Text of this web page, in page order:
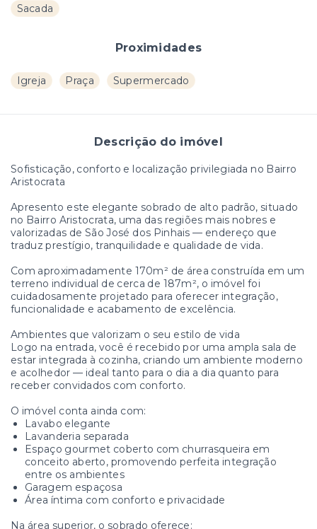
Sacada
Proximidades
Igreja Praça Supermercado
Descrição do imóvel
Sofisticação, conforto e localização privilegiada no Bairro
Aristocrata
Apresento este elegante sobrado de alto padrão, situado
no Bairro Aristocrata, uma das regiões mais nobres e
valorizadas de São José dos Pinhais — endereço que
traduz prestígio, tranquilidade e qualidade de vida.
Com aproximadamente 170m² de área construída em um
terreno individual de cerca de 187m², o imóvel foi
cuidadosamente projetado para oferecer integração,
funcionalidade e acabamento de excelência.
Ambientes que valorizam o seu estilo de vida
Logo na entrada, você é recebido por uma ampla sala de
estar integrada à cozinha, criando um ambiente moderno
e acolhedor — ideal tanto para o dia a dia quanto para
receber convidados com conforto.
O imóvel conta ainda com:
Lavabo elegante
Lavanderia separada
Espaço gourmet coberto com churrasqueira em
conceito aberto, promovendo perfeita integração
entre os ambientes
Garagem espaçosa
Área íntima com conforto e privacidade
Na área superior, o sobrado oferece: